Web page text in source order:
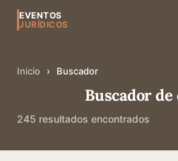
EVENTOS
JURÍDICOS
Inicio › Buscador
Buscador de
245 resultados encontrados